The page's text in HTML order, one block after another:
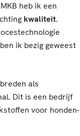
heb ik een
kwaliteit.
ik bezig geweest
als
Dit is een bedrijf
voor honden-